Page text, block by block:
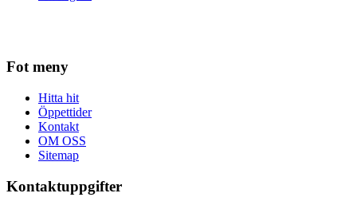
Fot meny
Hitta hit
Öppettider
Kontakt
OM OSS
Sitemap
Kontaktuppgifter